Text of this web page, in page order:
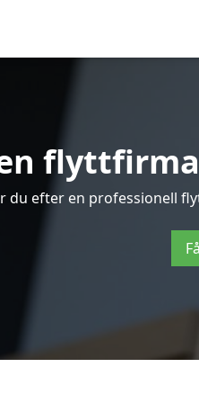
du efter en professionell